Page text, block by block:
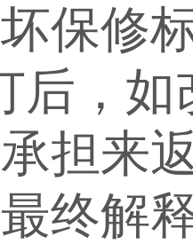
保修
后，
担来
最终解